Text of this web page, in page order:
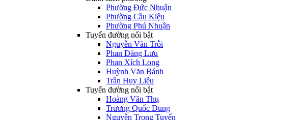
Phường Đức Nhuận
Phường Cầu Kiệu
Phường Phú Nhuận
Tuyến đường nổi bật
Nguyễn Văn Trỗi
Phan Đăng Lưu
Phan Xích Long
Huỳnh Văn Bánh
Trần Huy Liệu
Tuyến đường nổi bật
Hoàng Văn Thụ
Trương Quốc Dung
Nguyễn Trọng Tuyển